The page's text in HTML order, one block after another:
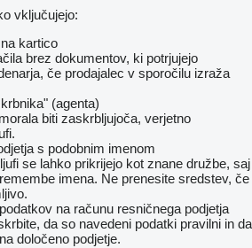
vključujejo:
kartico
brez dokumentov, ki potrjujejo
če prodajalec v sporočilu izraža
(agenta)
biti zaskrbljujoča, verjetno
s podobnim imenom
se lahko prikrijejo kot znane družbe, saj
imena. Ne prenesite sredstev, če
na računu resničnega podjetja
da so navedeni podatki pravilni in da
določeno podjetje.